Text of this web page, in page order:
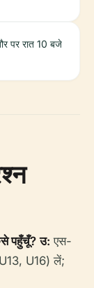
पर रात 10 बजे
पहुँचूँ? उ: एस-
U16) लें;